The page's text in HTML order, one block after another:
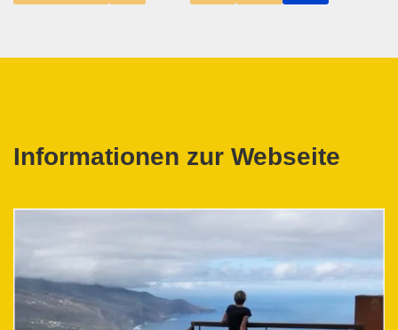
Informationen zur Webseite